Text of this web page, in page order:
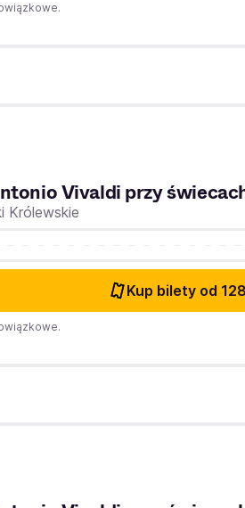
Vivaldi przy
Królewskie
Kup bilety od